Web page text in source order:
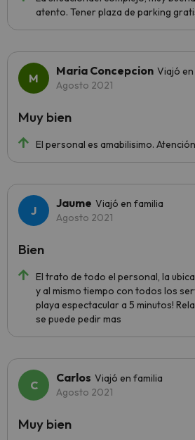
atento. Tener plaza de parking
Maria Concepcion Viajó
Agosto 2021
El personal es amabilisimo.
Muy bien
Jaume Viajó en familia
Agosto 2021
El trato de todo el personal, la
y al mismo tiempo con todos los
playa espectacular a 5 minutos!
se puede pedir mas
Bien
Carlos Viajó en familia
Agosto 2021
Muy bien